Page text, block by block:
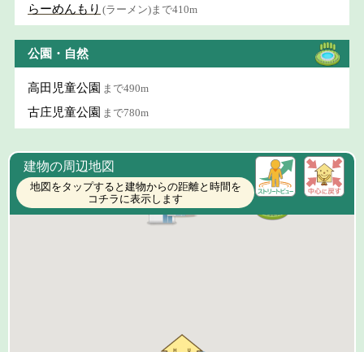
らーめんもり (ラーメン)まで410m
公園・自然
高田児童公園 まで490m
古庄児童公園 まで780m
建物の周辺地図
地図をタップすると建物からの距離と時間を
コチラに表示します